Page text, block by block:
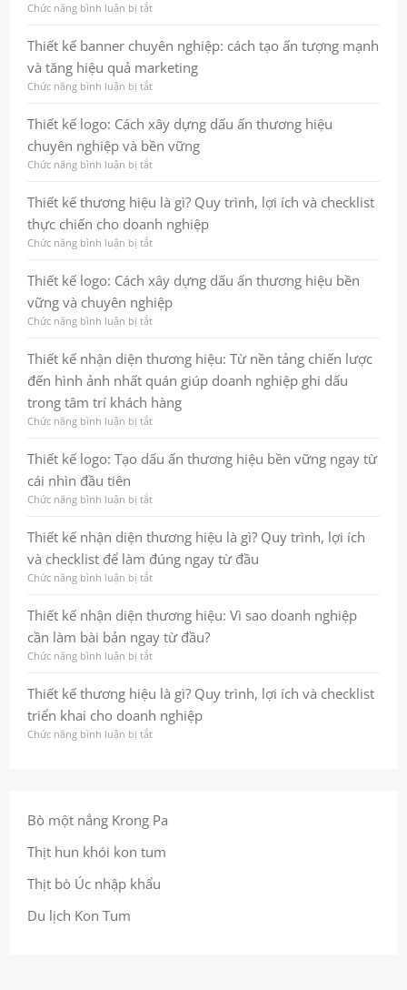
Chức năng bình luận bị tắtở
kế
website:
Bước
nền
để
thương
hiệu
tăng
bền
vững
Thiết kế banner chuyên nghiệp: cách tạo ấn tượng mạnh
và tăng hiệu quả marketing
Chức năng bình luận bị tắtở
kế
banner
chuyên
nghiệp:
tạo
ấn
tượng
mạnh
hiệu
quả
marketing
Thiết kế logo: Cách xây dựng dấu ấn thương hiệu
chuyên nghiệp và bền vững
Chức năng bình luận bị tắtở
kế
logo:
Cách
xây
dấu
ấn
thương
hiệu
nghiệp
và
bền
vững
Thiết kế thương hiệu là gì? Quy trình, lợi ích và checklist
thực chiến cho doanh nghiệp
Chức năng bình luận bị tắtở
kế
thương
hiệu
là
Quy
trình,
lợi
ích
checklist
chiến
nghiệp
Thiết kế logo: Cách xây dựng dấu ấn thương hiệu bền
vững và chuyên nghiệp
Chức năng bình luận bị tắtở
kế
logo:
Cách
xây
dựng
dấu
thương
vững
chuyên
nghiệp
Thiết kế nhận diện thương hiệu: Từ nền tảng chiến lược
đến hình ảnh nhất quán giúp doanh nghiệp ghi dấu
trong tâm trí khách hàng
Chức năng bình luận bị tắtở
kế
nhận
thương
Từ
nền
tảng
chiến
đến
hình
ảnh
nhất
doanh
nghiệp
ghi
hàng
Thiết kế logo: Tạo dấu ấn thương hiệu bền vững ngay từ
cái nhìn đầu tiên
Chức năng bình luận bị tắtở
kế
logo:
Tạo
dấu
thương
hiệu
bền
vững
từ
cái
nhìn
đầu
Thiết kế nhận diện thương hiệu là gì? Quy trình, lợi ích
và checklist để làm đúng ngay từ đầu
Chức năng bình luận bị tắtở
kế
nhận
diện
thương
gì?
Quy
trình,
làm
ngay
đầu
Thiết kế nhận diện thương hiệu: Vì sao doanh nghiệp
cần làm bài bản ngay từ đầu?
Chức năng bình luận bị tắtở
kế
nhận
diện
thương
cần
bài
ngay
Thiết kế thương hiệu là gì? Quy trình, lợi ích và checklist
triển khai cho doanh nghiệp
Chức năng bình luận bị tắtở
gì?
trình,
ích
Bò một nắng Krong Pa
Thịt hun khói kon tum
Thịt bò Úc nhập khẩu
Du lịch Kon Tum